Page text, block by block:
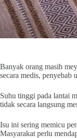
Banyak orang masih
secara medis, penyebab
Suhu tinggi pada lantai
tidak secara langsung
Isu ini sering memicu
Masyarakat perlu